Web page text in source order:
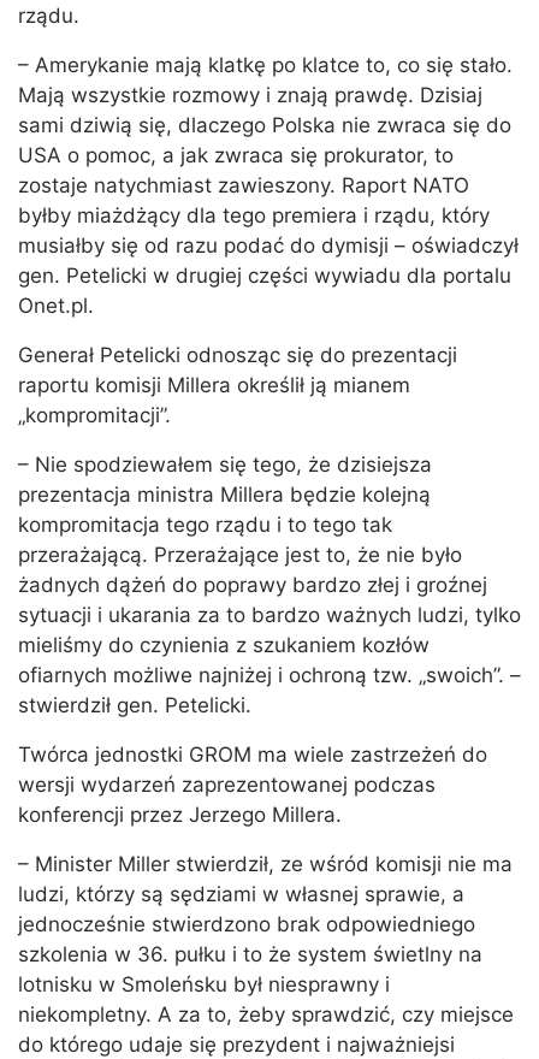
rządu.
– Amerykanie mają klatkę po klatce to, co się stało.
Mają wszystkie rozmowy i znają prawdę. Dzisiaj
sami dziwią się, dlaczego Polska nie zwraca się do
USA o pomoc, a jak zwraca się prokurator, to
zostaje natychmiast zawieszony. Raport NATO
byłby miażdżący dla tego premiera i rządu, który
musiałby się od razu podać do dymisji – oświadczył
gen. Petelicki w drugiej części wywiadu dla portalu
Onet.pl.
Generał Petelicki odnosząc się do prezentacji
raportu komisji Millera określił ją mianem
„kompromitacji”.
– Nie spodziewałem się tego, że dzisiejsza
prezentacja ministra Millera będzie kolejną
kompromitacja tego rządu i to tego tak
przerażającą. Przerażające jest to, że nie było
żadnych dążeń do poprawy bardzo złej i groźnej
sytuacji i ukarania za to bardzo ważnych ludzi, tylko
mieliśmy do czynienia z szukaniem kozłów
ofiarnych możliwe najniżej i ochroną tzw. „swoich”. –
stwierdził gen. Petelicki.
Twórca jednostki GROM ma wiele zastrzeżeń do
wersji wydarzeń zaprezentowanej podczas
konferencji przez Jerzego Millera.
– Minister Miller stwierdził, ze wśród komisji nie ma
ludzi, którzy są sędziami w własnej sprawie, a
jednocześnie stwierdzono brak odpowiedniego
szkolenia w 36. pułku i to że system świetlny na
lotnisku w Smoleńsku był niesprawny i
niekompletny. A za to, żeby sprawdzić, czy miejsce
do którego udaje się prezydent i najważniejsi